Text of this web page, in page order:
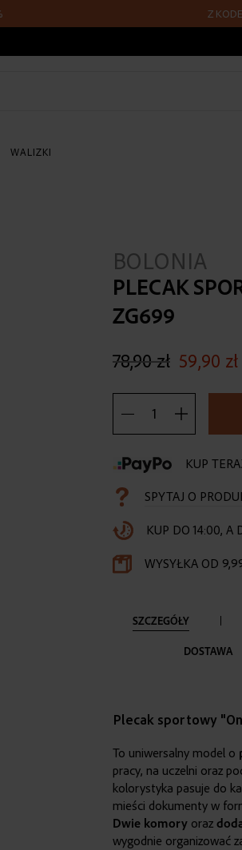
Z KODEM
WALIZKI
BOLONIA
PLECAK
ZG699
59,90 zł
78,90 zł
KUP
SPYTAJ O
KUP DO 14:00, A
WYSYŁKA OD
SZCZEGÓŁY
DOSTAWA
Plecak sportowy
To uniwersalny model o
pracy, na uczelni oraz
kolorystyka pasuje do
mieści dokumenty w
Dwie komory oraz
wygodnie organizować